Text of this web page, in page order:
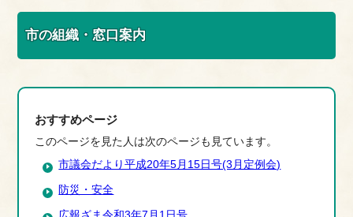
市の組織・窓口案内
おすすめページ
このページを見た人は次のページも見ています。
市議会だより平成20年5月15日号(3月定例会)
防災・安全